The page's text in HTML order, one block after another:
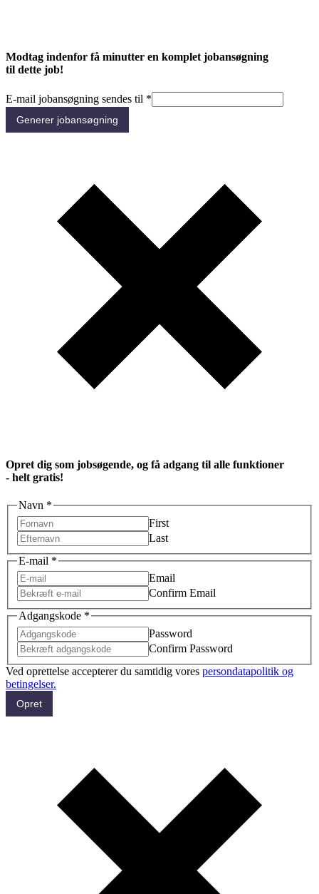
Modtag indenfor få minutter en komplet jobansøgning
til dette job!
E-mail jobansøgning sendes til *
Generer jobansøgning
Opret dig som jobsøgende, og få adgang til alle funktioner
- helt gratis!
Navn *
First
Last
E-mail *
Email
Confirm Email
Adgangskode *
Password
Confirm Password
Ved oprettelse accepterer du samtidig vores persondatapolitik og
betingelser.
Opret